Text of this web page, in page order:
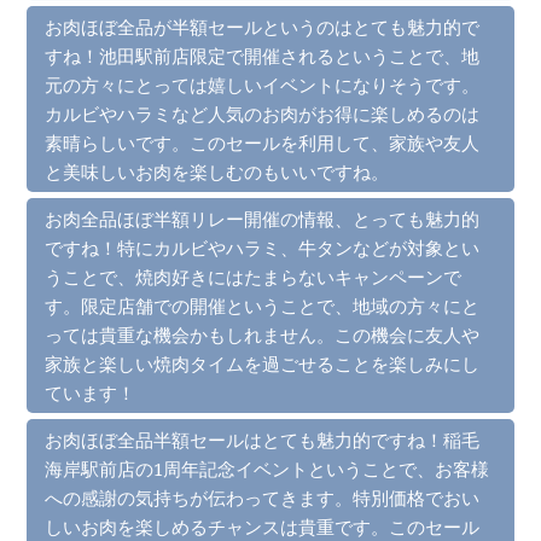
お肉ほぼ全品が半額セールというのはとても魅力的で
すね！池田駅前店限定で開催されるということで、地
元の方々にとっては嬉しいイベントになりそうです。
カルビやハラミなど人気のお肉がお得に楽しめるのは
素晴らしいです。このセールを利用して、家族や友人
と美味しいお肉を楽しむのもいいですね。
お肉全品ほぼ半額リレー開催の情報、とっても魅力的
ですね！特にカルビやハラミ、牛タンなどが対象とい
うことで、焼肉好きにはたまらないキャンペーンで
す。限定店舗での開催ということで、地域の方々にと
っては貴重な機会かもしれません。この機会に友人や
家族と楽しい焼肉タイムを過ごせることを楽しみにし
ています！
お肉ほぼ全品半額セールはとても魅力的ですね！稲毛
海岸駅前店の1周年記念イベントということで、お客様
への感謝の気持ちが伝わってきます。特別価格でおい
しいお肉を楽しめるチャンスは貴重です。このセール